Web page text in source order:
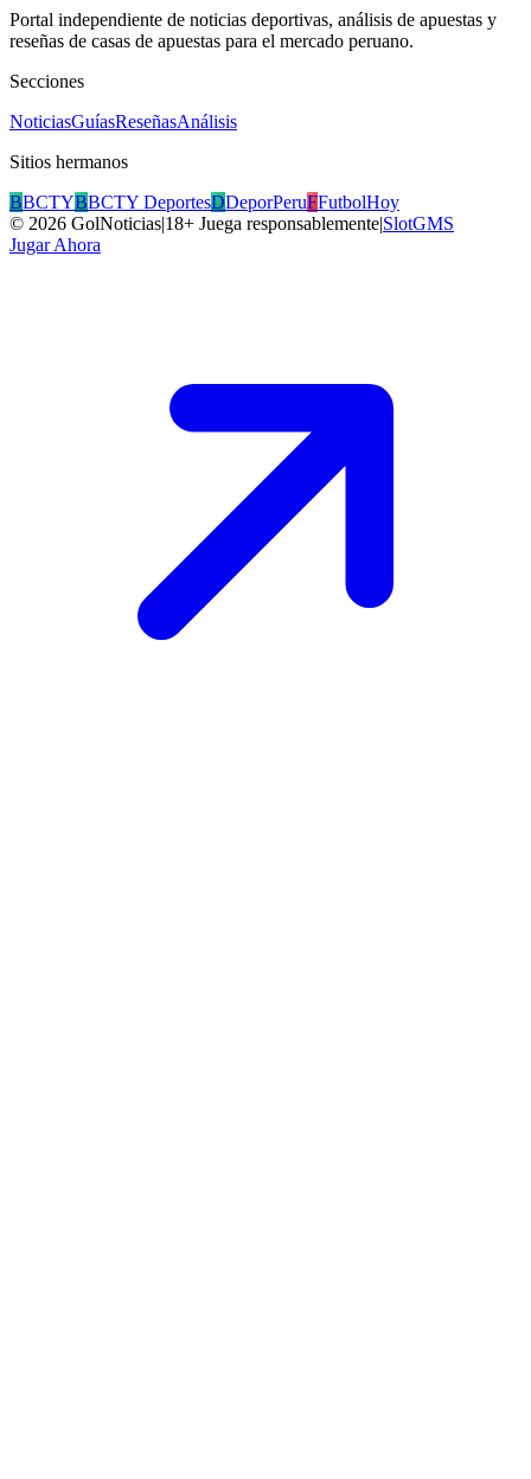
Portal independiente de noticias deportivas, análisis de apuestas y
reseñas de casas de apuestas para el mercado peruano.
Secciones
NoticiasGuíasReseñasAnálisis
Sitios hermanos
BBCTYBBCTY DeportesDDeporPeruFFutbolHoy
© 2026 GolNoticias|18+ Juega responsablemente|SlotGMS
Jugar Ahora